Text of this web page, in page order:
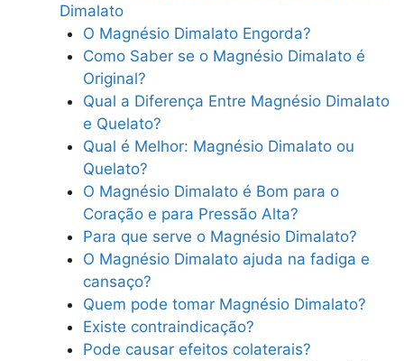
Dimalato
O Magnésio Dimalato Engorda?
Como Saber se o Magnésio Dimalato é
Original?
Qual a Diferença Entre Magnésio Dimalato
e Quelato?
Qual é Melhor: Magnésio Dimalato ou
Quelato?
O Magnésio Dimalato é Bom para o
Coração e para Pressão Alta?
Para que serve o Magnésio Dimalato?
O Magnésio Dimalato ajuda na fadiga e
cansaço?
Quem pode tomar Magnésio Dimalato?
Existe contraindicação?
Pode causar efeitos colaterais?